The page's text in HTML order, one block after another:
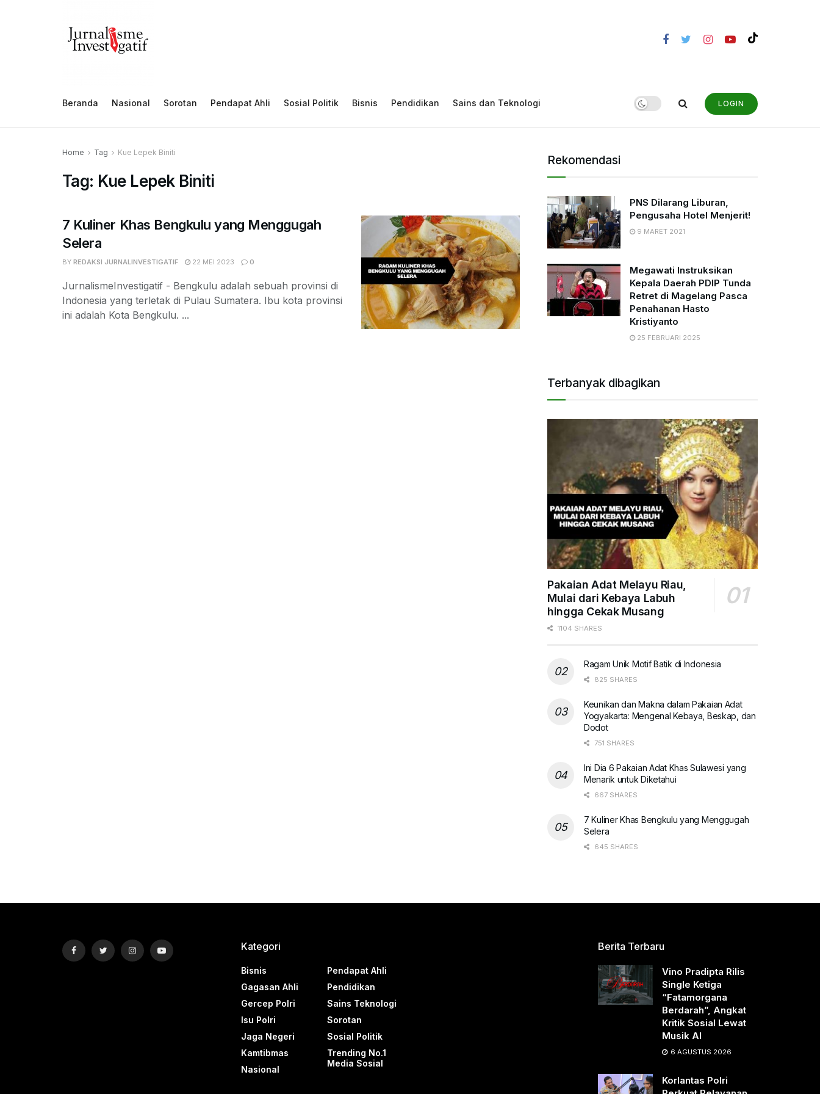
Beranda Nasional Sorotan Pendapat Ahli Sosial Politik Bisnis Pendidikan Sains dan Teknologi LOGIN
Home Tag Kue Lepek Biniti
Tag: Kue Lepek Biniti
7 Kuliner Khas Bengkulu yang Menggugah
Selera
BY REDAKSI JURNALINVESTIGATIF 22 MEI 2023 0
JurnalismeInvestigatif - Bengkulu adalah sebuah provinsi di
Indonesia yang terletak di Pulau Sumatera. Ibu kota provinsi
ini adalah Kota Bengkulu. ...
Rekomendasi
PNS Dilarang Liburan,
Pengusaha Hotel Menjerit!
9 MARET 2021
Megawati Instruksikan
Kepala Daerah PDIP Tunda
Retret di Magelang Pasca
Penahanan Hasto
Kristiyanto
25 FEBRUARI 2025
Terbanyak dibagikan
Pakaian Adat Melayu Riau,
Mulai dari Kebaya Labuh
hingga Cekak Musang
1104 SHARES
Ragam Unik Motif Batik di Indonesia
825 SHARES
Keunikan dan Makna dalam Pakaian Adat
Yogyakarta: Mengenal Kebaya, Beskap, dan
Dodot
751 SHARES
Ini Dia 6 Pakaian Adat Khas Sulawesi yang
Menarik untuk Diketahui
667 SHARES
7 Kuliner Khas Bengkulu yang Menggugah
Selera
645 SHARES
Kategori
Bisnis
Gagasan Ahli
Gercep Polri
Isu Polri
Jaga Negeri
Kamtibmas
Nasional
Pendapat Ahli
Pendidikan
Sains Teknologi
Sorotan
Sosial Politik
Trending No.1
Media Sosial
Berita Terbaru
Vino Pradipta Rilis
Single Ketiga
“Fatamorgana
Berdarah”, Angkat
Kritik Sosial Lewat
Musik AI
6 AGUSTUS 2026
Korlantas Polri